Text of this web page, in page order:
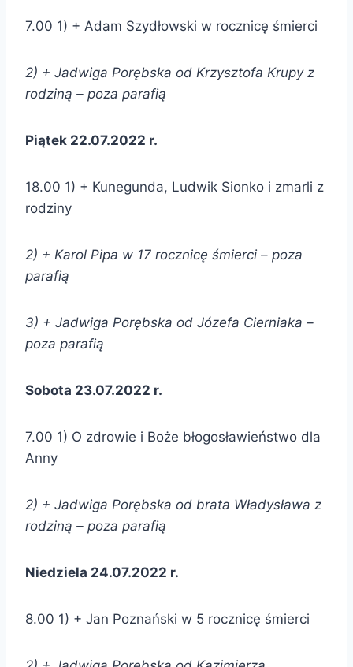
7.00 1) + Adam Szydłowski w rocznicę śmierci
2) + Jadwiga Porębska od Krzysztofa Krupy z
rodziną – poza parafią
Piątek 22.07.2022 r.
18.00 1) + Kunegunda, Ludwik Sionko i zmarli z
rodziny
2) + Karol Pipa w 17 rocznicę śmierci – poza
parafią
3) + Jadwiga Porębska od Józefa Cierniaka –
poza parafią
Sobota 23.07.2022 r.
7.00 1) O zdrowie i Boże błogosławieństwo dla
Anny
2) + Jadwiga Porębska od brata Władysława z
rodziną – poza parafią
Niedziela 24.07.2022 r.
8.00 1) + Jan Poznański w 5 rocznicę śmierci